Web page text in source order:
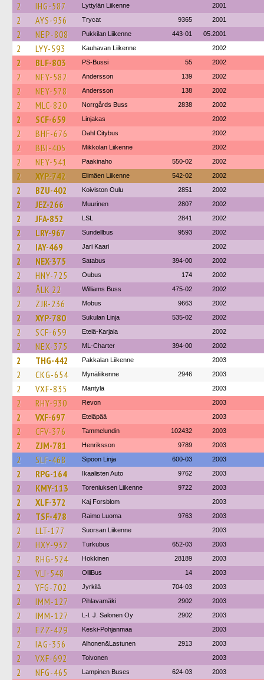
2 IHG-587 Lyttylän Liikenne 2001
2 AYS-956 Trycat 9365 2001
2 NEP-808 Pukkilan Liikenne 443-01 05.2001
2 LYY-593 Kauhavan Liikenne 2002
2 BLF-803 PS-Bussi 55 2002
2 NEY-582 Andersson 139 2002
2 NEY-578 Andersson 138 2002
2 MLC-820 Norrgårds Buss 2838 2002
2 SCF-659 Linjakas 2002
2 BHF-676 Dahl Citybus 2002
2 BBI-405 Mikkolan Liikenne 2002
2 NEY-541 Paakinaho 550-02 2002
2 XYP-742 Elimäen Liikenne 542-02 2002
2 BZU-402 Koiviston Oulu 2851 2002
2 JEZ-266 Muurinen 2807 2002
2 JFA-852 LSL 2841 2002
2 LRY-967 Sundellbus 9593 2002
2 IAY-469 Jari Kaari 2002
2 NEX-375 Satabus 394-00 2002
2 HNY-725 Oubus 174 2002
2 ÅLK 22 Williams Buss 475-02 2002
2 ZJR-236 Mobus 9663 2002
2 XYP-780 Sukulan Linja 535-02 2002
2 SCF-659 Etelä-Karjala 2002
2 NEX-375 ML-Charter 394-00 2002
2 THG-442 Pakkalan Liikenne 2003
2 CKG-654 Mynäliikenne 2946 2003
2 VXF-835 Mäntylä 2003
2 RHY-930 Revon 2003
2 VXF-697 Eteläpää 2003
2 CFV-376 Tammelundin 102432 2003
2 ZJM-781 Henriksson 9789 2003
2 SLF-468 Sipoon Linja 600-03 2003
2 RPG-164 Ikaalisten Auto 9762 2003
2 KMY-113 Toreniuksen Liikenne 9722 2003
2 XLF-372 Kaj Forsblom 2003
2 TSF-478 Raimo Luoma 9763 2003
2 LLT-177 Suorsan Liikenne 2003
2 HXY-932 Turkubus 652-03 2003
2 RHG-524 Hokkinen 28189 2003
2 VLI-548 OlliBus 14 2003
2 YFG-702 Jyrkilä 704-03 2003
2 IMM-127 Pihlavamäki 2902 2003
2 IMM-127 L-l. J. Salonen Oy 2902 2003
2 EZZ-429 Keski-Pohjanmaa 2003
2 IAG-356 Alhonen&Lastunen 2913 2003
2 VXF-692 Toivonen 2003
2 NFG-465 Lampinen Buses 624-03 2003